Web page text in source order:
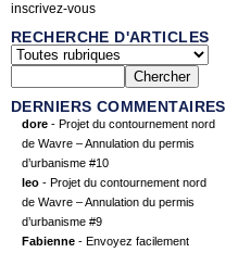
inscrivez-vous
RECHERCHE D'ARTICLES
DERNIERS COMMENTAIRES
dore - Projet du contournement nord
de Wavre – Annulation du permis
d’urbanisme #10
leo - Projet du contournement nord
de Wavre – Annulation du permis
d’urbanisme #9
Fabienne - Envoyez facilement